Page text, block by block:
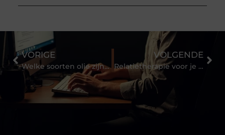
VORIGE
Welke soorten olie zijn er?
VOLGENDE
Relatietherapie voor je relatie-dip